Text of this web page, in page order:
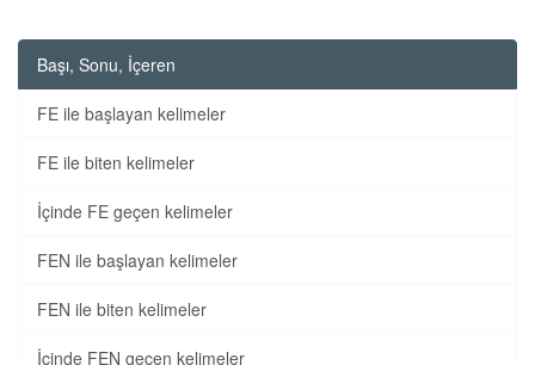
Başı, Sonu, İçeren
FE ile başlayan kelimeler
FE ile biten kelimeler
İçinde FE geçen kelimeler
FEN ile başlayan kelimeler
FEN ile biten kelimeler
İçinde FEN geçen kelimeler